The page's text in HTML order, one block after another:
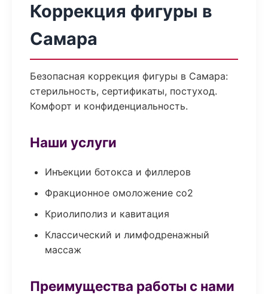
Коррекция фигуры в
Самара
Безопасная коррекция фигуры в Самара:
стерильность, сертификаты, постуход.
Комфорт и конфиденциальность.
Наши услуги
Инъекции ботокса и филлеров
Фракционное омоложение co2
Криолиполиз и кавитация
Классический и лимфодренажный
массаж
Преимущества работы с нами